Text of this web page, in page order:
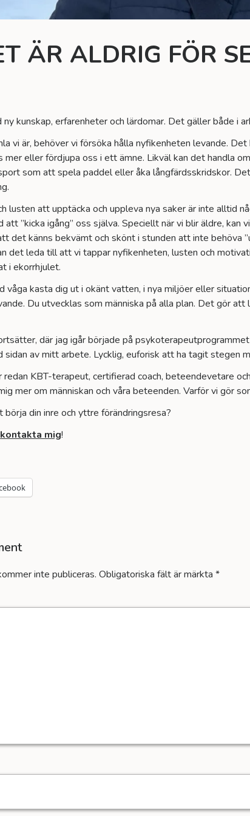
ÄR ALDRIG FÖR
kunskap, erfarenheter och lärdomar. Det gäller både i
vi är, behöver vi försöka hålla nyfikenheten levande.
mer eller fördjupa oss i ett ämne. Likväl kan det handla
som att spela paddel eller åka långfärdsskridskor.
lusten att upptäcka och uppleva nya saker är inte alltid
”kicka igång” oss själva. Speciellt när vi blir äldre, kan
det känns bekvämt och skönt i stunden att inte behöva
det leda till att vi tappar nyfikenheten, lusten och
i ekorrhjulet.
våga kasta dig ut i okänt vatten, i nya miljöer eller
Du utvecklas som människa på alla plan. Det gör
där jag igår började på
sidan av mitt arbete. Lycklig, euforisk att ha tagit stegen
redan KBT-terapeut, certifierad coach, beteendevetare
mer om människan och våra beteenden. Varför vi gör
din inre och yttre förändringsresa?
kontakta mig!
inte publiceras. Obligatoriska fält är märkta *